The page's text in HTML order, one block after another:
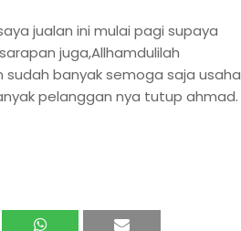
jualan ini mulai pagi supaya
juga,Allhamdulilah
banyak semoga saja usaha
pelanggan nya tutup ahmad.